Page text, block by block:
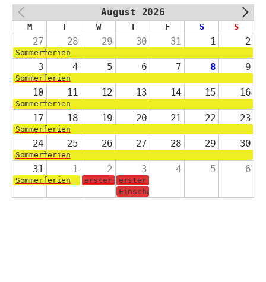
August 2026
M T W T F S S
27 28 29 30 31 1 2
Sommerferien
3 4 5 6 7 8 9
Sommerferien
10 11 12 13 14 15 16
Sommerferien
17 18 19 20 21 22 23
Sommerferien
24 25 26 27 28 29 30
Sommerferien
31 1 2 3 4 5 6
Sommerferien erster Schultag für die Jahrgänge 2-4
erster Schultag für die
Einschulungsgottesdienst in der